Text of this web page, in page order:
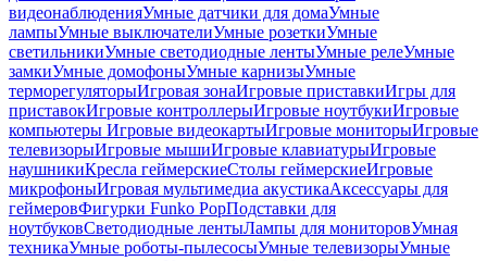
видеонаблюденияУмные датчики для домаУмные
лампыУмные выключателиУмные розеткиУмные
светильникиУмные светодиодные лентыУмные релеУмные
замкиУмные домофоныУмные карнизыУмные
терморегуляторыИгровая зонаИгровые приставкиИгры для
приставокИгровые контроллерыИгровые ноутбукиИгровые
компьютеры Игровые видеокартыИгровые мониторыИгровые
телевизорыИгровые мышиИгровые клавиатурыИгровые
наушникиКресла геймерскиеСтолы геймерскиеИгровые
микрофоныИгровая мультимедиа акустикаАксессуары для
геймеровФигурки Funko PopПодставки для
ноутбуковСветодиодные лентыЛампы для мониторовУмная
техникаУмные роботы-пылесосыУмные телевизорыУмные